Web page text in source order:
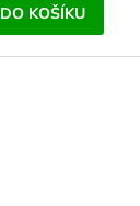
DO KOŠÍKU